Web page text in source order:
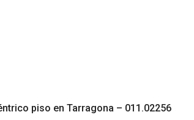
piso en Tarragona – 011.02256